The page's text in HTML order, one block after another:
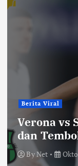
Berita Viral
Verona vs
dan
ByNet